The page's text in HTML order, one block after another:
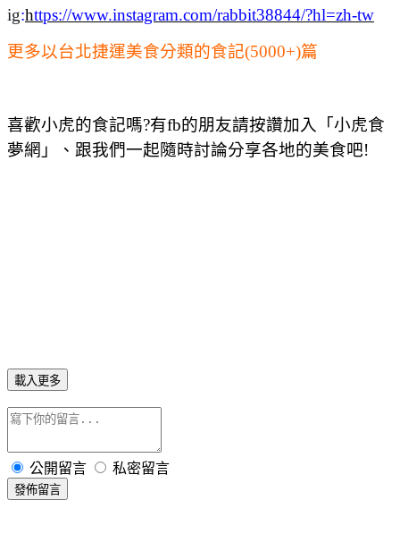
ig:https://www.instagram.com/rabbit38844/?hl=zh-tw
更多以台北捷運美食分類的食記(5000+)篇
喜歡小虎的食記嗎?有fb的朋友請按讚加入「小虎食
夢網」、跟我們一起隨時討論分享各地的美食吧!
載入更多
公開留言 私密留言
發佈留言